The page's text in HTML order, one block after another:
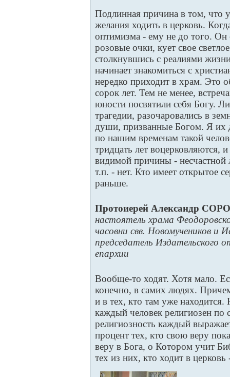
Подлинная причина в том, что
желания ходить в церковь.
оптимизма - ему не до того. Он
розовые очки, кует свое
столкнувшись с реалиями
начинает знакомиться с
нередко приходит в храм. Это
сорок лет. Тем не менее,
юности посвятили себя Богу.
трагедии, разочаровались в
души, призванные Богом. Я их
по нашим временам такой
тридцать лет воцерковляются,
видимой причины -
т.п. - нет. Кто имеет открытое
раньше.
Протоиерей Александр
настоятель храма
часовни свв. Новомучеников и
председатель Издательского
епархии
Вообще-то ходят. Хотя мало.
конечно, в самих людях.
и в тех, кто там уже
каждый человек религиозен по
религиозность каждый
процент тех, кто свою веру
веру в Бога, о Котором учит
тех из них, кто ходит в